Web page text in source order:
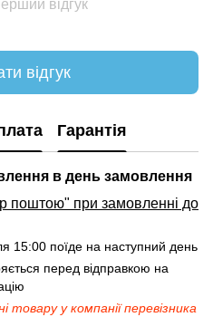
відгук
відгук
Гарантія
в день замовлення
поштою" при замовленні до
15:00 поїде на наступний день
перед відправкою на
у компанії перевізника